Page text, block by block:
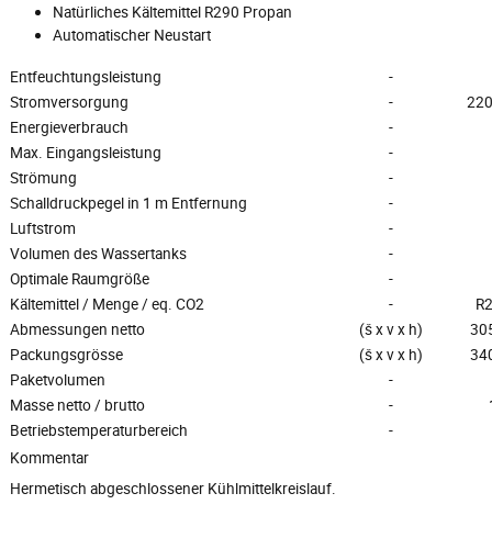
Natürliches Kältemittel R290 Propan
Automatischer Neustart
Entfeuchtungsleistung
-
Stromversorgung
-
Energieverbrauch
-
Max. Eingangsleistung
-
Strömung
-
Schalldruckpegel in 1 m Entfernung
-
Luftstrom
-
Volumen des Wassertanks
-
Optimale Raumgröße
-
Kältemittel / Menge / eq. CO2
-
Abmessungen netto
(š x v x h)
Packungsgrösse
(š x v x h)
Paketvolumen
-
Masse netto / brutto
-
Betriebstemperaturbereich
-
Kommentar
Hermetisch abgeschlossener Kühlmittelkreislauf.